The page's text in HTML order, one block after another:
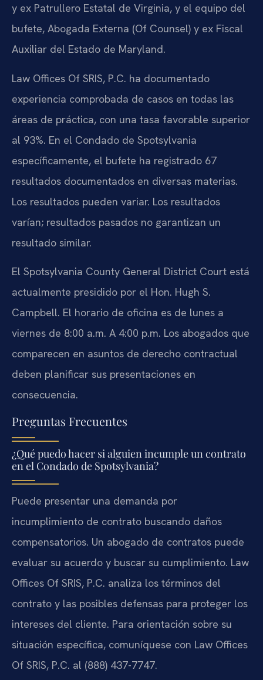
y ex Patrullero Estatal de Virginia, y el equipo del
bufete, Abogada Externa (Of Counsel) y ex Fiscal
Auxiliar del Estado de Maryland.
Law Offices Of SRIS, P.C. ha documentado
experiencia comprobada de casos en todas las
áreas de práctica, con una tasa favorable superior
al 93%. En el Condado de Spotsylvania
específicamente, el bufete ha registrado 67
resultados documentados en diversas materias.
Los resultados pueden variar. Los resultados
varían; resultados pasados no garantizan un
resultado similar.
El Spotsylvania County General District Court está
actualmente presidido por el Hon. Hugh S.
Campbell. El horario de oficina es de lunes a
viernes de 8:00 a.m. A 4:00 p.m. Los abogados que
comparecen en asuntos de derecho contractual
deben planificar sus presentaciones en
consecuencia.
Preguntas Frecuentes
¿Qué puedo hacer si alguien incumple un contrato
en el Condado de Spotsylvania?
Puede presentar una demanda por
incumplimiento de contrato buscando daños
compensatorios. Un abogado de contratos puede
evaluar su acuerdo y buscar su cumplimiento. Law
Offices Of SRIS, P.C. analiza los términos del
contrato y las posibles defensas para proteger los
intereses del cliente. Para orientación sobre su
situación específica, comuníquese con Law Offices
Of SRIS, P.C. al (888) 437-7747.